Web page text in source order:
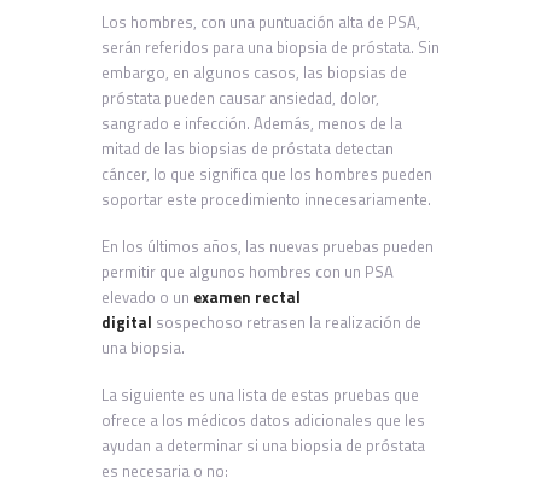
Los hombres, con una puntuación alta de PSA,
serán referidos para una biopsia de próstata. Sin
embargo, en algunos casos, las biopsias de
próstata pueden causar ansiedad, dolor,
sangrado e infección. Además, menos de la
mitad de las biopsias de próstata detectan
cáncer, lo que significa que los hombres pueden
soportar este procedimiento innecesariamente.
En los últimos años, las nuevas pruebas pueden
permitir que algunos hombres con un PSA
elevado o un examen rectal
digital sospechoso retrasen la realización de
una biopsia.
La siguiente es una lista de estas pruebas que
ofrece a los médicos datos adicionales que les
ayudan a determinar si una biopsia de próstata
es necesaria o no: